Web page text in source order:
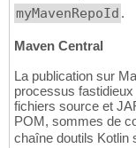
myMavenRepoId .
Maven Central
La publication sur
processus
fichiers source et
POM, sommes de
chaîne doutils